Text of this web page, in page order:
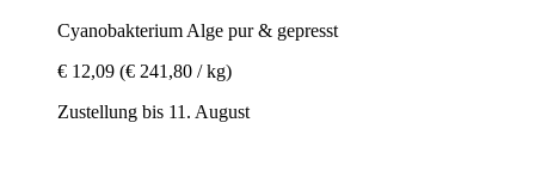
Cyanobakterium Alge pur & gepresst
€ 12,09 (€ 241,80 / kg)
Zustellung bis 11. August